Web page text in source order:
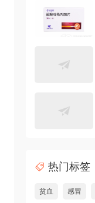
热门标签
贫血 感冒